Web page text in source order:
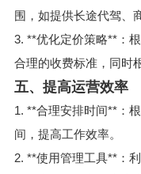
围，如提供长途代驾、
3. **优化定价策略**：
合理的收费标准，同时
五、提高运营效率
1. **合理安排时间**：
间，提高工作效率。
2. **使用管理工具**：